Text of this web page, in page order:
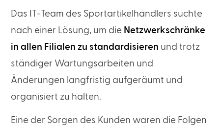
Das IT-Team des Sportartikelhändlers suchte
nach einer Lösung, um die Netzwerkschränke
in allen Filialen zu standardisieren und trotz
ständiger Wartungsarbeiten und
Änderungen langfristig aufgeräumt und
organisiert zu halten.
Eine der Sorgen des Kunden waren die Folgen